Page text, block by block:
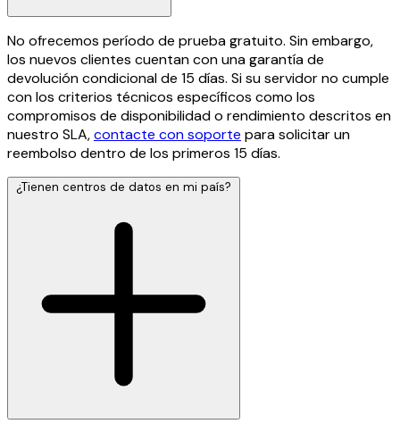
No ofrecemos período de prueba gratuito. Sin embargo,
los nuevos clientes cuentan con una garantía de
devolución condicional de 15 días. Si su servidor no cumple
con los criterios técnicos específicos como los
compromisos de disponibilidad o rendimiento descritos en
nuestro SLA,contacte con soporte para solicitar un
reembolso dentro de los primeros 15 días.
¿Tienen centros de datos en mi país?